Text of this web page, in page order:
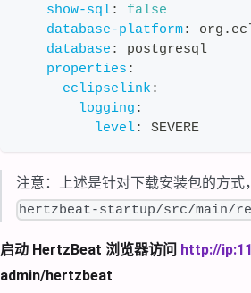
show-sql:
false
database-platform:
database :
postgresql
properties :
eclipselink :
logging :
level: SEVERE
注意：上述是针对下载安装包的方
hertzbeat-startup/src/main/
启动 HertzBeat 浏览器访问 http://
admin/hertzbeat